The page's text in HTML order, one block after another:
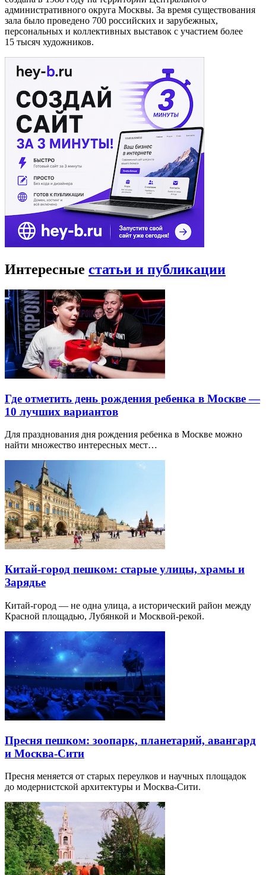
административного округа Москвы. За время существования
зала было проведено 700 российских и зарубежных,
персональных и коллективных выставок с участием более
15 тысяч художников.
Интересные статьи и публикации
Где отметить день рождения ребенка в Москве —
10 лучших вариантов
Для празднования дня рождения ребенка в Москве можно
найти множество интересных мест…
Китай-город пешком: старые улицы, храмы и
Зарядье
Китай-город — не одна улица, а исторический район между
Красной площадью, Лубянкой и Москвой-рекой.
Пресня пешком: зоопарк, планетарий, авангард
и Москва-Сити
Пресня меняется от старых переулков и научных площадок
до модернистской архитектуры и Москва-Сити.